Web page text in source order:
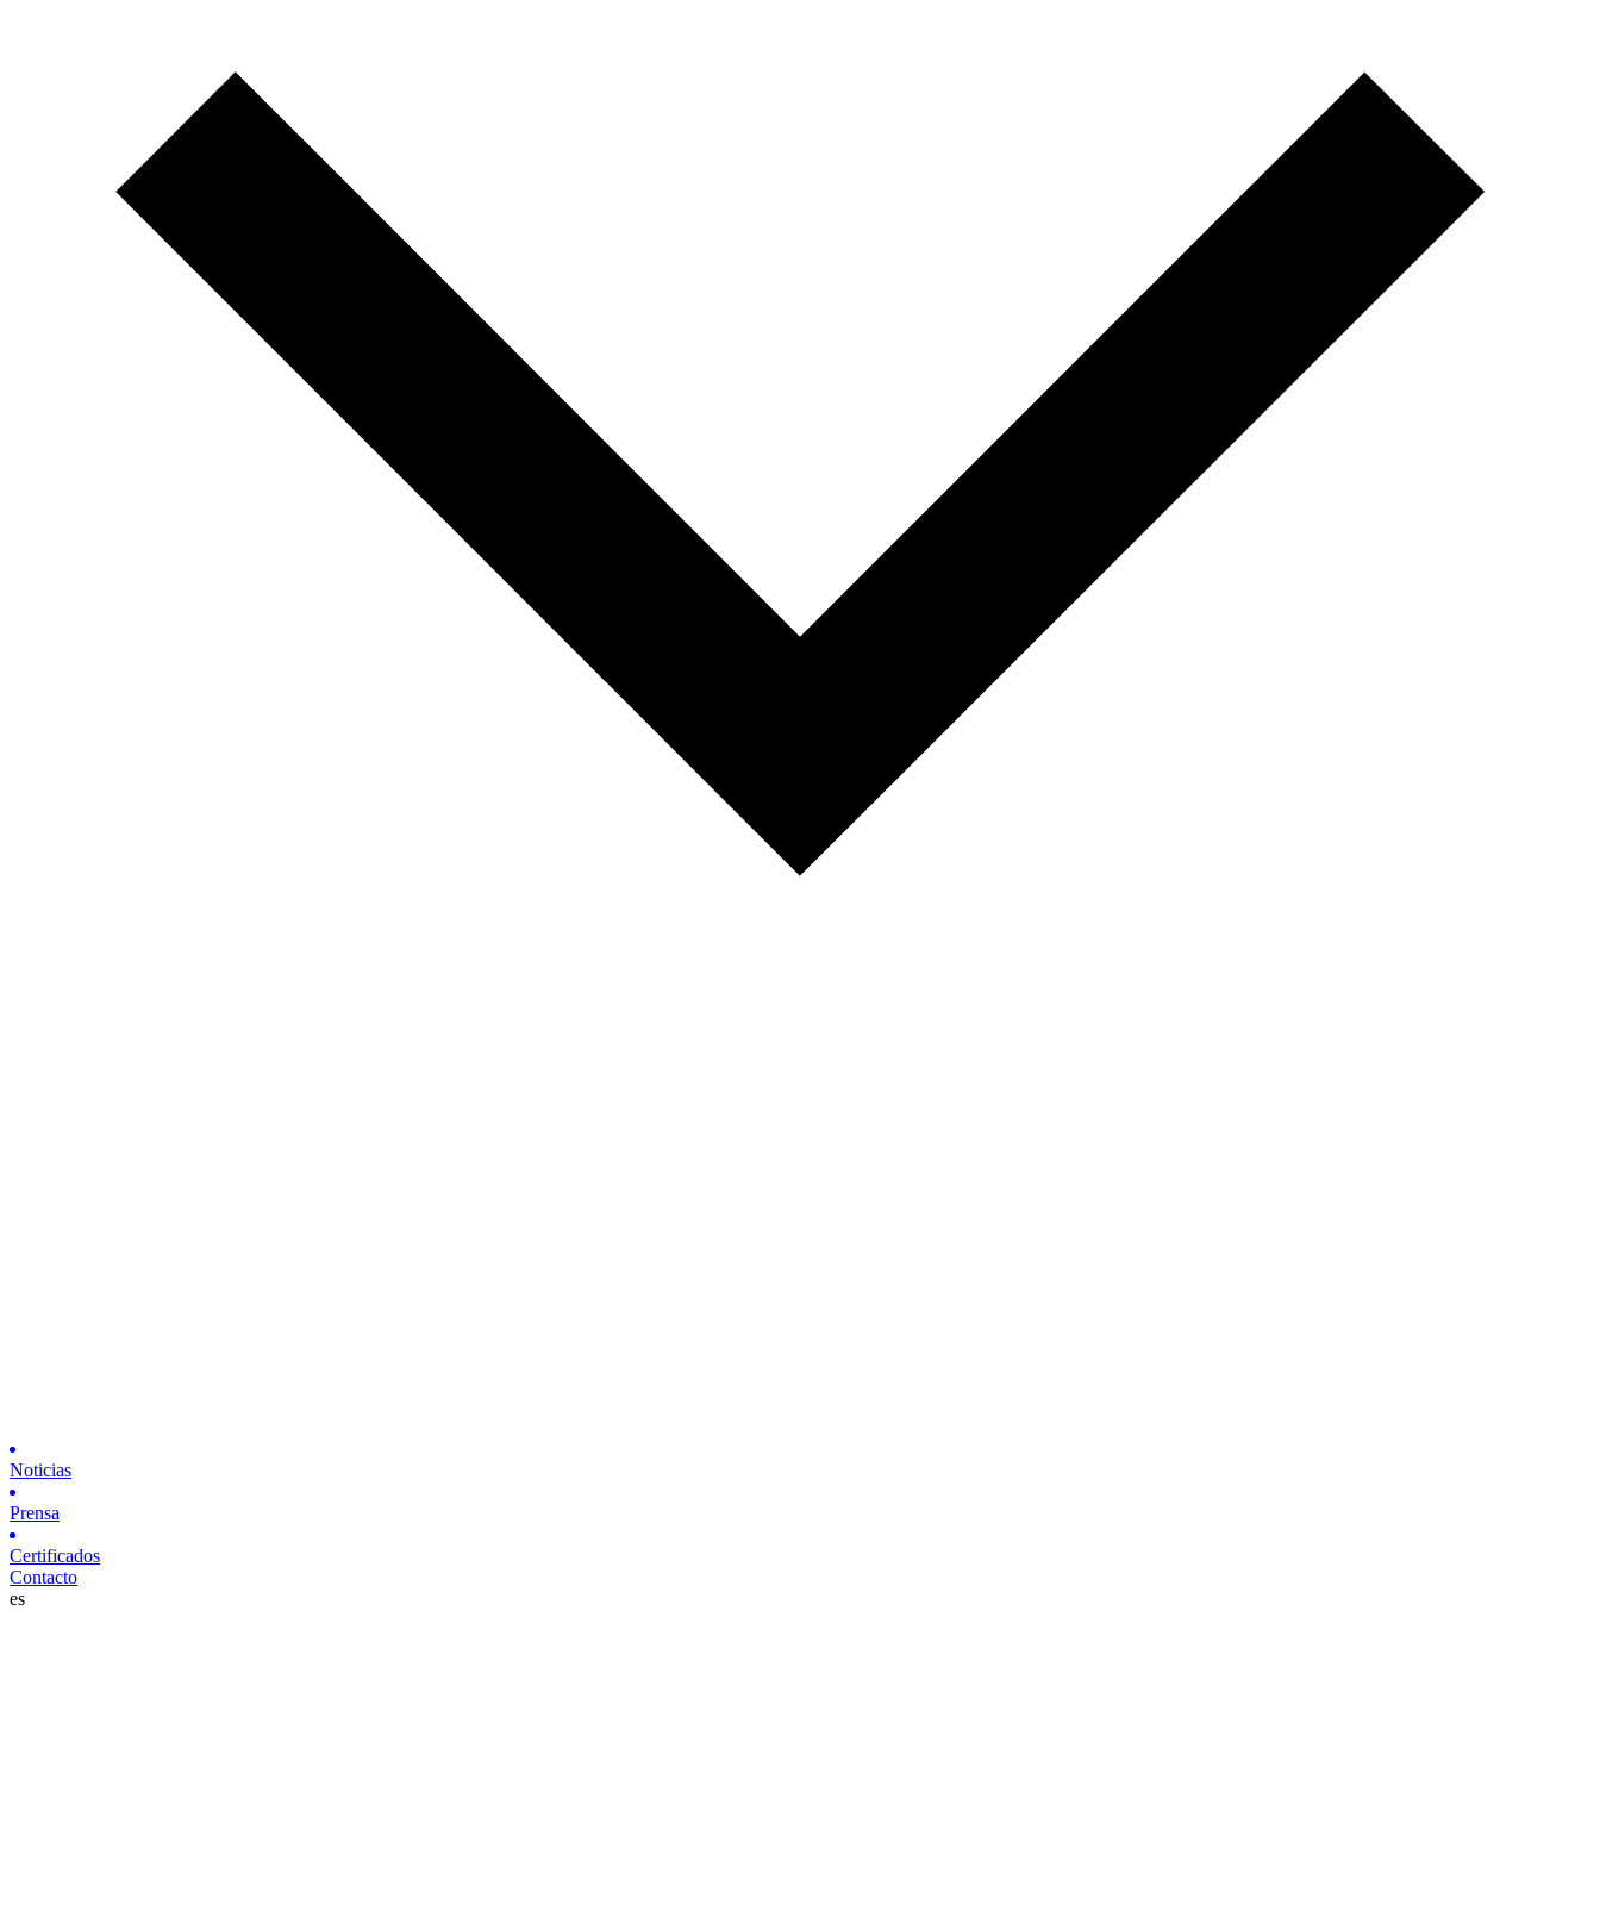
Noticias
Prensa
Certificados
Contacto
es